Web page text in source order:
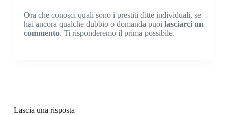
Ora che conosci quali sono i prestiti ditte individuali, se
hai ancora qualche dubbio o domanda puoi lasciarci un
commento. Ti risponderemo il prima possibile.
Lascia una risposta